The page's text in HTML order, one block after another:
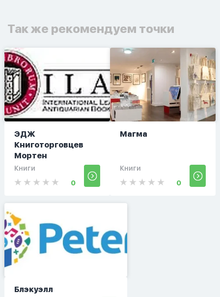
Так же рекомендуем точки
ЭДЖ
Книготорговцев
Мортен
Книги
0
Магма
Книги
0
Блэкуэлл